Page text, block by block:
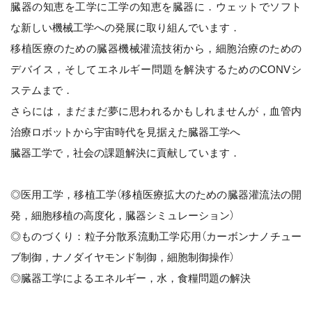
臓器の知恵を工学に工学の知恵を臓器に．ウェットでソフト
な新しい機械工学への発展に取り組んでいます．
移植医療のための臓器機械灌流技術から，細胞治療のための
デバイス，そしてエネルギー問題を解決するためのCONVシ
ステムまで．
さらには，まだまだ夢に思われるかもしれませんが，血管内
治療ロボットから宇宙時代を見据えた臓器工学へ
臓器工学で，社会の課題解決に貢献しています．
◎医用工学，移植工学（移植医療拡大のための臓器灌流法の開
発，細胞移植の高度化，臓器シミュレーション）
◎ものづくり：粒子分散系流動工学応用（カーボンナノチュー
ブ制御，ナノダイヤモンド制御，細胞制御操作）
◎臓器工学によるエネルギー，水，食糧問題の解決